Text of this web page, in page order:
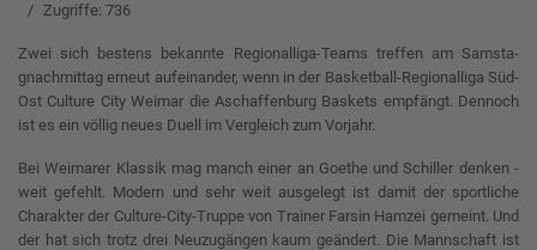
Zugriffe: 736
Zwei sich bes­tens be­kann­te Re­gio­nal­li­ga-Teams tref­fen am Sams­ta­
gnach­mit­tag er­neut au­f­ein­an­der, wenn in der Bas­ket­ball-Re­gio­nal­li­ga Süd-
Ost Cul­tu­re Ci­ty Wei­mar die Aschaf­fen­burg Bas­kets emp­fängt. Den­noch
ist es ein völ­lig neu­es Du­ell im Ver­g­leich zum Vor­jahr.
Bei Weimarer Klassik mag manch einer an Goethe und Schiller denken -
weit gefehlt. Modern und sehr weit ausgelegt ist damit der sportliche
Charakter der Culture-City-Truppe von Trainer Farsin Hamzei gemeint. Und
der hat sich trotz drei Neuzugängen kaum geändert. Die Mannschaft ist